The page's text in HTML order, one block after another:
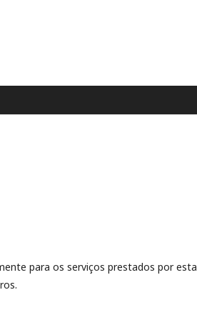
para os serviços prestados por esta